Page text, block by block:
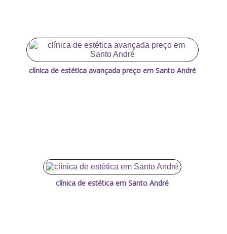
clínica de estética avançada preço em Santo André
clínica de estética em Santo André